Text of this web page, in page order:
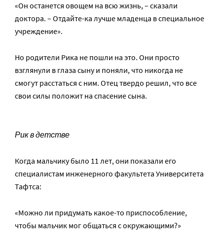
«Он останется овощем на всю жизнь, – сказали
доктора. – Отдайте-ка лучше младенца в специальное
учреждение».
Но родители Рика не пошли на это. Они просто
взглянули в глаза сыну и поняли, что никогда не
смогут расстаться с ним. Отец твердо решил, что все
свои силы положит на спасение сына.
Рик в детстве
Когда мальчику было 11 лет, они показали его
специалистам инженерного факультета Университета
Тафтса:
«Можно ли придумать какое-то приспособление,
чтобы мальчик мог общаться с окружающими?»